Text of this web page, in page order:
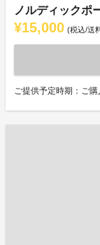
ノルディックポ
¥15,000 (税込/送
ご提供予定時期：ご